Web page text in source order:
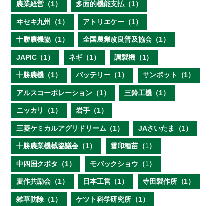
農業経営（1） 多面的機能支払（1）
ヰセキ九州（1） アトリエケー（1）
十勝農機協（1） 全国農業改良普及協会（1）
JAPIC（1） ネギ（1） 調製機（1）
十勝農機（1） バッテリー（1） サンポット（1）
アルスコーポレーション（1） 三鈴工機（1）
ニッカリ（1） 岩手（1）
三菱ケミカルアグリドリーム（1） JAさいたま（1）
十勝農業機械協議会（1） 雪印種苗（1）
中四国クボタ（1） モバックショウ（1）
麦作共励会（1） 日本工営（1） 寺田製作所（1）
雑草防除（1） ケツト科学研究所（1）